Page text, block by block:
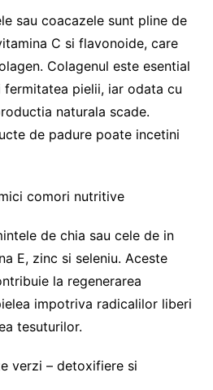
sau coacazele sunt pline de
C si flavonoide, care
Colagenul este esential
pielii, iar odata cu
naturala scade.
de padure poate incetini
comori nutritive
de chia sau cele de in
E, zinc si seleniu. Aceste
la regenerarea
impotriva radicalilor liberi
tesuturilor.
verzi – detoxifiere si